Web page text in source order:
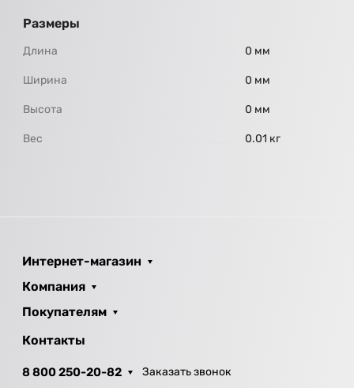
Размеры
Длина 0 мм
Ширина 0 мм
Высота 0 мм
Вес 0.01 кг
Интернет-магазин
Компания
Покупателям
Контакты
8 800 250-20-82 Заказать звонок